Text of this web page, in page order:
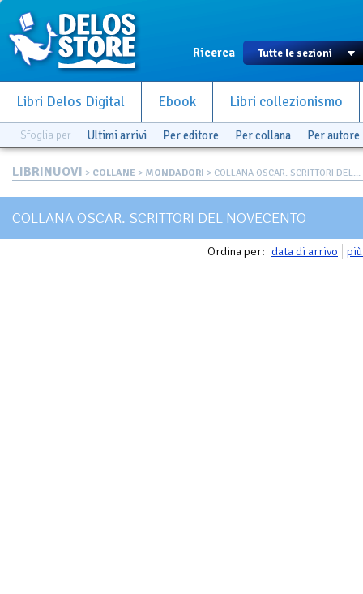
Ricerca
Libri Delos Digital Ebook Libri collezionismo
Sfoglia per Ultimi arrivi Per editore Per collana Per autore
LIBRINUOVI > COLLANE > MONDADORI > COLLANA OSCAR. SCRITTORI DEL...
COLLANA OSCAR. SCRITTORI DEL NOVECENTO
Ordina per: data di arrivo